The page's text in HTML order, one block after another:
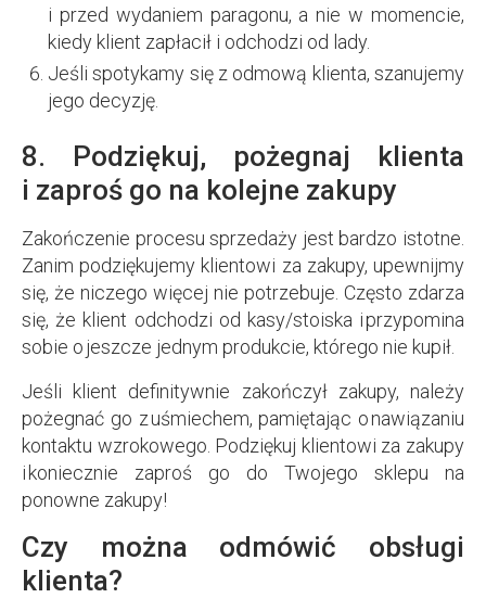
i przed wydaniem paragonu, a nie w momencie,
kiedy klient zapłacił i odchodzi od lady.
Jeśli spotykamy się z odmową klienta, szanujemy
jego decyzję.
8. Podziękuj, pożegnaj klienta
i zaproś go na kolejne zakupy
Zakończenie procesu sprzedaży jest bardzo istotne.
Zanim podziękujemy klientowi za zakupy, upewnijmy
się, że niczego więcej nie potrzebuje. Często zdarza
się, że klient odchodzi od kasy/stoiska i przypomina
sobie o jeszcze jednym produkcie, którego nie kupił.
Jeśli klient definitywnie zakończył zakupy, należy
pożegnać go z uśmiechem, pamiętając o nawiązaniu
kontaktu wzrokowego. Podziękuj klientowi za zakupy
i koniecznie zaproś go do Twojego sklepu na
ponowne zakupy!
Czy można odmówić obsługi
klienta?